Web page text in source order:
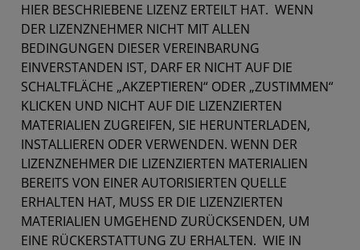
HIER BESCHRIEBENE LIZENZ ERTEILT HAT. WENN
DER LIZENZNEHMER NICHT MIT ALLEN
BEDINGUNGEN DIESER VEREINBARUNG
EINVERSTANDEN IST, DARF ER NICHT AUF DIE
SCHALTFLÄCHE „AKZEPTIEREN“ ODER „ZUSTIMMEN“
KLICKEN UND NICHT AUF DIE LIZENZIERTEN
MATERIALIEN ZUGREIFEN, SIE HERUNTERLADEN,
INSTALLIEREN ODER VERWENDEN. WENN DER
LIZENZNEHMER DIE LIZENZIERTEN MATERIALIEN
BEREITS VON EINER AUTORISIERTEN QUELLE
ERHALTEN HAT, MUSS ER DIE LIZENZIERTEN
MATERIALIEN UMGEHEND ZURÜCKSENDEN, UM
EINE RÜCKERSTATTUNG ZU ERHALTEN. WIE IN